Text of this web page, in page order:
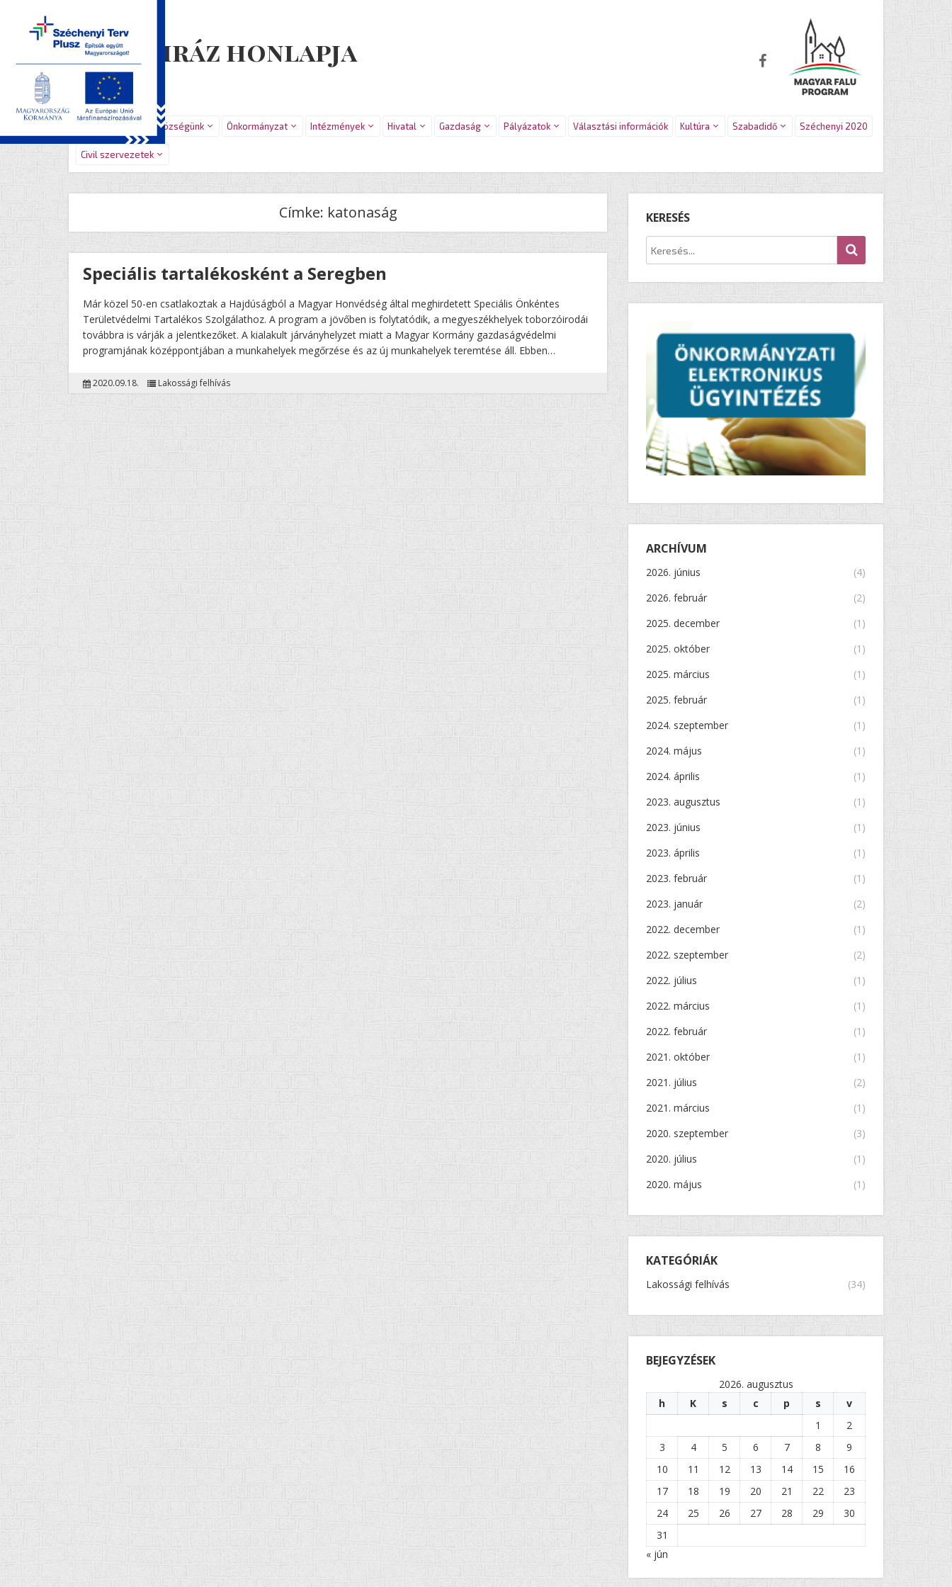
Újiráz honlapja
Községünk Önkormányzat Intézmények Hivatal Gazdaság Pályázatok Választási információk Kultúra Szabadidő Széchenyi 2020
Civil szervezetek
Címke: katonaság
Speciális tartalékosként a Seregben
Már közel 50-en csatlakoztak a Hajdúságból a Magyar Honvédség által meghirdetett Speciális Önkéntes
Területvédelmi Tartalékos Szolgálathoz. A program a jövőben is folytatódik, a megyeszékhelyek toborzóirodái
továbbra is várják a jelentkezőket. A kialakult járványhelyzet miatt a Magyar Kormány gazdaságvédelmi
programjának középpontjában a munkahelyek megőrzése és az új munkahelyek teremtése áll. Ebben…
2020.09.18. Lakossági felhívás
KERESÉS
ARCHÍVUM
2026. június
(4)
2026. február
(2)
2025. december
(1)
2025. október
(1)
2025. március
(1)
2025. február
(1)
2024. szeptember
(1)
2024. május
(1)
2024. április
(1)
2023. augusztus
(1)
2023. június
(1)
2023. április
(1)
2023. február
(1)
2023. január
(2)
2022. december
(1)
2022. szeptember
(2)
2022. július
(1)
2022. március
(1)
2022. február
(1)
2021. október
(1)
2021. július
(2)
2021. március
(1)
2020. szeptember
(3)
2020. július
(1)
2020. május
(1)
KATEGÓRIÁK
Lakossági felhívás (34)
BEJEGYZÉSEK
2026. augusztus
h
K s c p s
v
1
2
3
4 5 6 7 8
9
10
11 12 13 14 15
16
17
18 19 20 21 22
23
24
25 26 27 28 29
30
31
« jún